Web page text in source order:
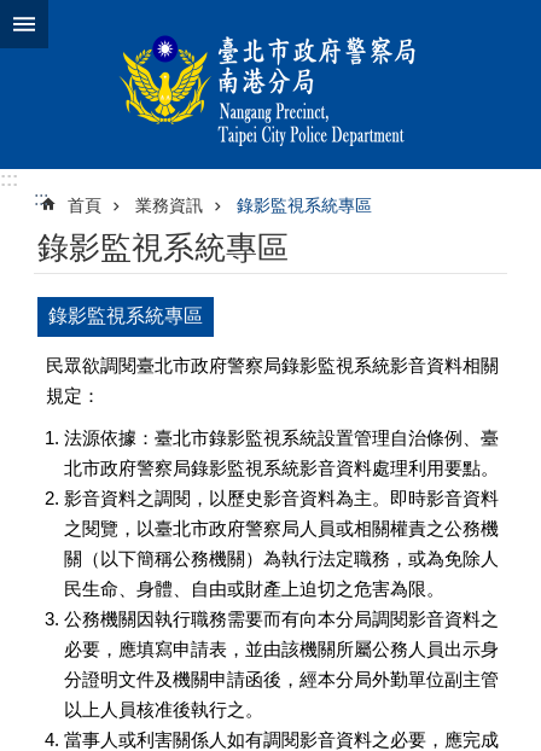
跳到主要內容區塊
:::
:::
首頁 業務資訊 錄影監視系統專區
錄影監視系統專區
錄影監視系統專區
民眾欲調閱臺北市政府警察局錄影監視系統影音資料相關
規定：
法源依據：臺北市錄影監視系統設置管理自治條例、臺
北市政府警察局錄影監視系統影音資料處理利用要點。
影音資料之調閱，以歷史影音資料為主。即時影音資料
之閱覽，以臺北市政府警察局人員或相關權責之公務機
關（以下簡稱公務機關）為執行法定職務，或為免除人
民生命、身體、自由或財產上迫切之危害為限。
公務機關因執行職務需要而有向本分局調閱影音資料之
必要，應填寫申請表，並由該機關所屬公務人員出示身
分證明文件及機關申請函後，經本分局外勤單位副主管
以上人員核准後執行之。
當事人或利害關係人如有調閱影音資料之必要，應完成